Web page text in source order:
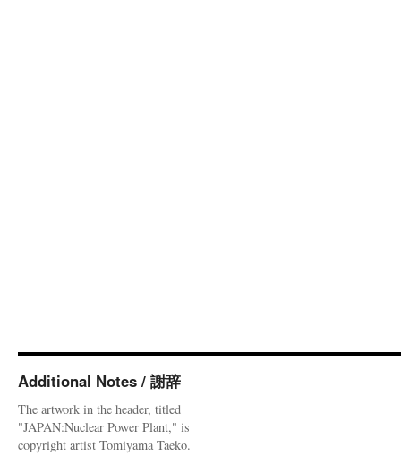
Additional Notes / 謝辞
The artwork in the header, titled
"JAPAN:Nuclear Power Plant," is
copyright artist Tomiyama Taeko.